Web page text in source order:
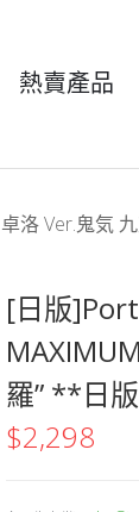
熱賣產品
洛 Ver.鬼気
[日版
羅” **日版
$2,298